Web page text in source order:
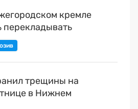
кремле
перекладывать
трещины на
в Нижнем